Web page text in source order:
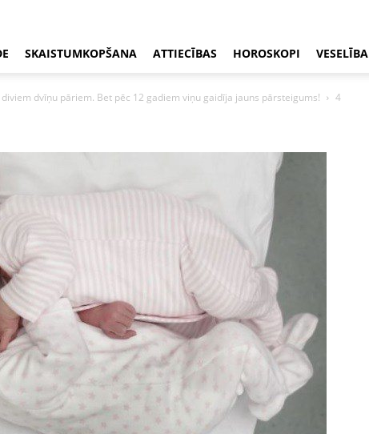
SKAISTUMKOPŠANA ATTIECĪBAS HOROSKOPI VESELĪBA
dvīņu pāriem. Bet pēc 12 gadiem viņu gaidīja jauns pārsteigums! 4